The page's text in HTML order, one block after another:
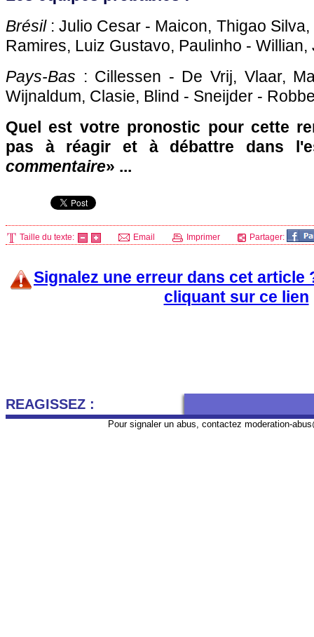
Brésil : Julio Cesar - Maicon, Thigao
Ramires, Luiz Gustavo, Paulinho - Willian,
Pays-Bas : Cillessen - De Vrij, Vlaar,
Wijnaldum, Clasie, Blind - Sneijder -
Quel est votre pronostic pour cette
pas à réagir et à débattre dans
commentaire» ...
Taille du texte: Email Imprimer Partager:
Signalez une erreur dans cet article
cliquant sur ce lien
REAGISSEZ :
Pour signaler un abus, contactez moderation-